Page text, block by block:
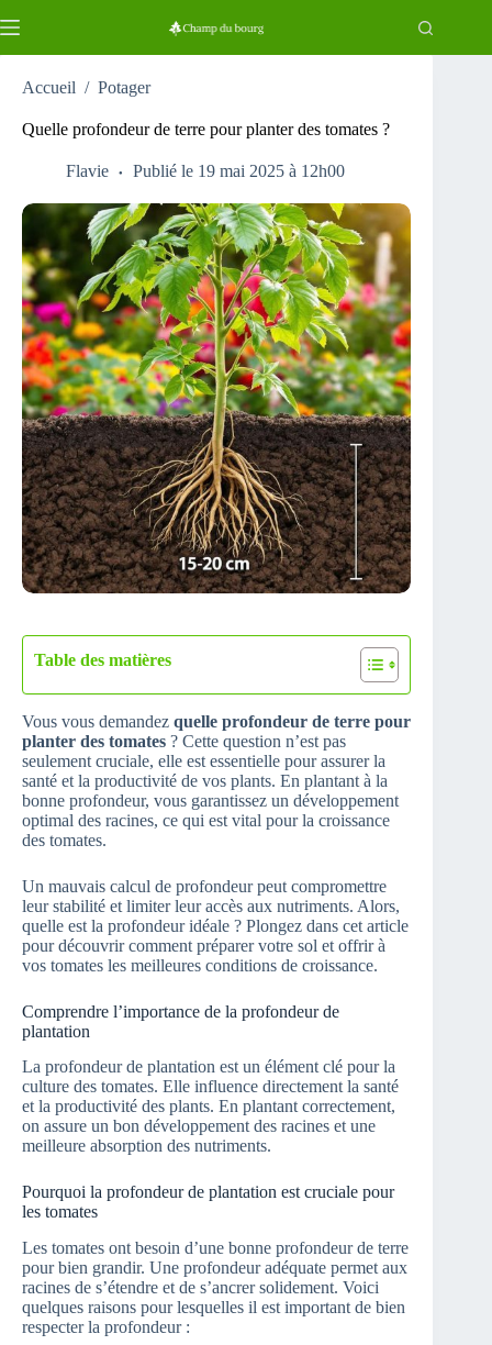
au
Accueil / Potager
Quelle profondeur de terre pour planter des tomates ?
Flavie Publié le 19 mai 2025 à 12h00
Table des matières
Vous vous demandez quelle profondeur de terre pour
planter des tomates ? Cette question n’est pas
seulement cruciale, elle est essentielle pour assurer la
santé et la productivité de vos plants. En plantant à la
bonne profondeur, vous garantissez un développement
optimal des racines, ce qui est vital pour la croissance
des tomates.
Un mauvais calcul de profondeur peut compromettre
leur stabilité et limiter leur accès aux nutriments. Alors,
quelle est la profondeur idéale ? Plongez dans cet article
pour découvrir comment préparer votre sol et offrir à
vos tomates les meilleures conditions de croissance.
Comprendre l’importance de la profondeur de
plantation
La profondeur de plantation est un élément clé pour la
culture des tomates. Elle influence directement la santé
et la productivité des plants. En plantant correctement,
on assure un bon développement des racines et une
meilleure absorption des nutriments.
Pourquoi la profondeur de plantation est cruciale pour
les tomates
Les tomates ont besoin d’une bonne profondeur de terre
pour bien grandir. Une profondeur adéquate permet aux
racines de s’étendre et de s’ancrer solidement. Voici
quelques raisons pour lesquelles il est important de bien
respecter la profondeur :